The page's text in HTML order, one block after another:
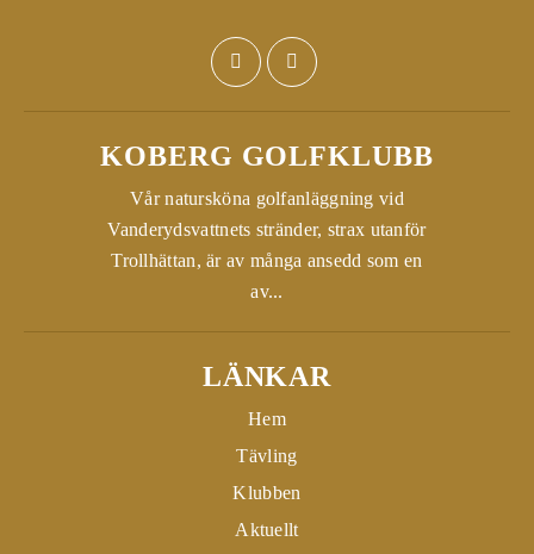
KOBERG GOLFKLUBB
Vår natursköna golfanläggning vid
Vanderydsvattnets stränder, strax utanför
Trollhättan, är av många ansedd som en
av...
LÄNKAR
Hem
Tävling
Klubben
Aktuellt